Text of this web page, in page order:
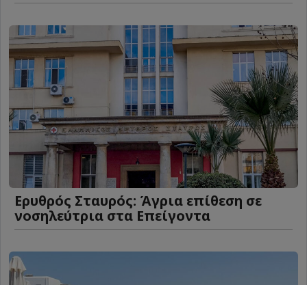
Ερυθρός Σταυρός: Άγρια επίθεση σε
νοσηλεύτρια στα Επείγοντα